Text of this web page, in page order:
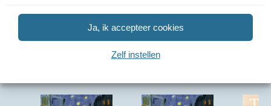
Ja, ik accepteer cookies
Zelf instellen
Andere boeken uit de serie
'Kunstprentenboeken'